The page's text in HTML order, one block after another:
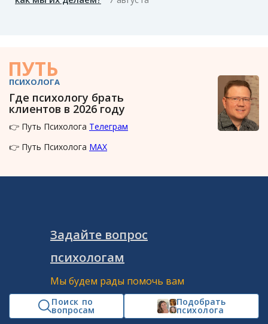
Поиск по
вопросам
Подобрать
психолога
ПУТЬ
ПСИХОЛОГА
Где психологу брать
клиентов в 2026 году
👉 Путь Психолога Телеграм
👉 Путь Психолога MAX
Задайте вопрос
психологам
Мы будем рады помочь вам
найти выход из сложной ситуации.